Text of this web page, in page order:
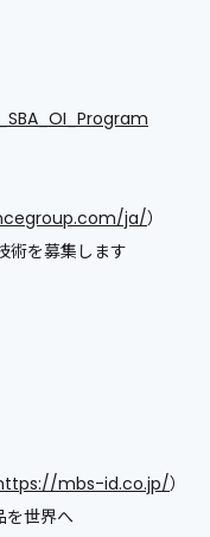
ja/）
術を募集します
mbs-id.co.jp/）
を世界へ